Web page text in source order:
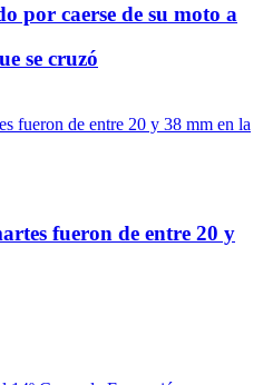
por caerse de su moto a
se cruzó
fueron de entre 20 y